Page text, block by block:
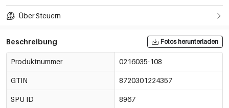
Über Steuern
Beschreibung Fotos herunterladen
Produktnummer 0216035-108
GTIN 8720301224357
SPU ID 8967